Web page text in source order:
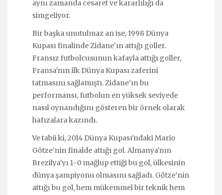
aynı zamanda cesaret ve kararlılığı da
simgeliyor.
Bir başka unutulmaz an ise, 1998 Dünya
Kupası finalinde Zidane’ın attığı goller.
Fransız futbolcusunun kafayla attığı goller,
Fransa'nın ilk Dünya Kupası zaferini
tatmasını sağlamıştı. Zidane’ın bu
performansı, futbolun en yüksek seviyede
nasıl oynandığını gösteren bir örnek olarak
hafızalara kazındı.
Ve tabii ki, 2014 Dünya Kupası'ndaki Mario
Götze’nin finalde attığı gol. Almanya'nın
Brezilya'yı 1-0 mağlup ettiği bu gol, ülkesinin
dünya şampiyonu olmasını sağladı. Götze’nin
attığı bu gol, hem mükemmel bir teknik hem